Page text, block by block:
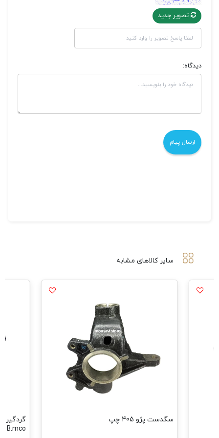
تصویر جدید
دیدگاه:
سایر کالاهای مشابه
سگدست پژو 405 چپ
B.mco